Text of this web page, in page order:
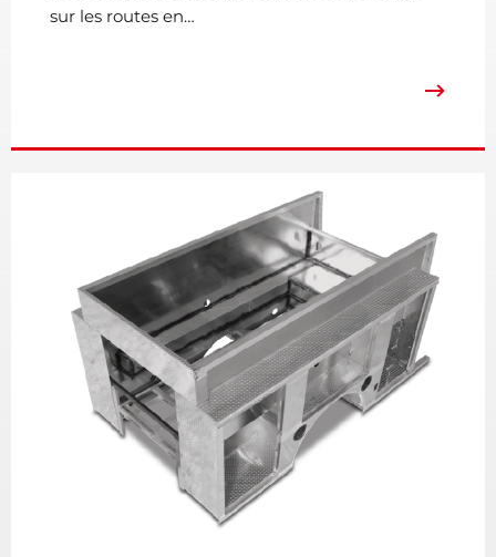
sur les routes en…